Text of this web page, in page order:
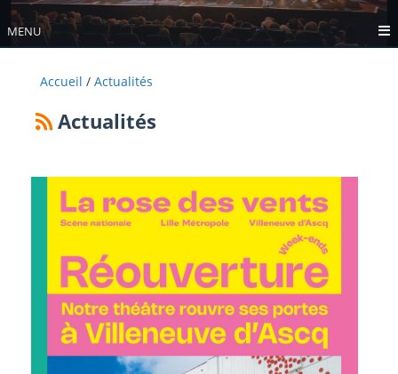
MENU
Accueil Actualités
Actualités